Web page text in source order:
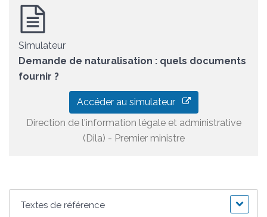
Simulateur
Demande de naturalisation : quels documents
fournir ?
Accéder au simulateur
Direction de l'information légale et administrative
(Dila) - Premier ministre
Textes de référence